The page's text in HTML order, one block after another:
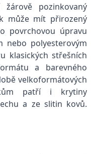
pozinkovaný
může mít přirozený
povrchovou úpravu
nebo polyesterovým
klasických střešních
a barevného
velkoformátových
patří i krytiny
a ze slitin kovů.